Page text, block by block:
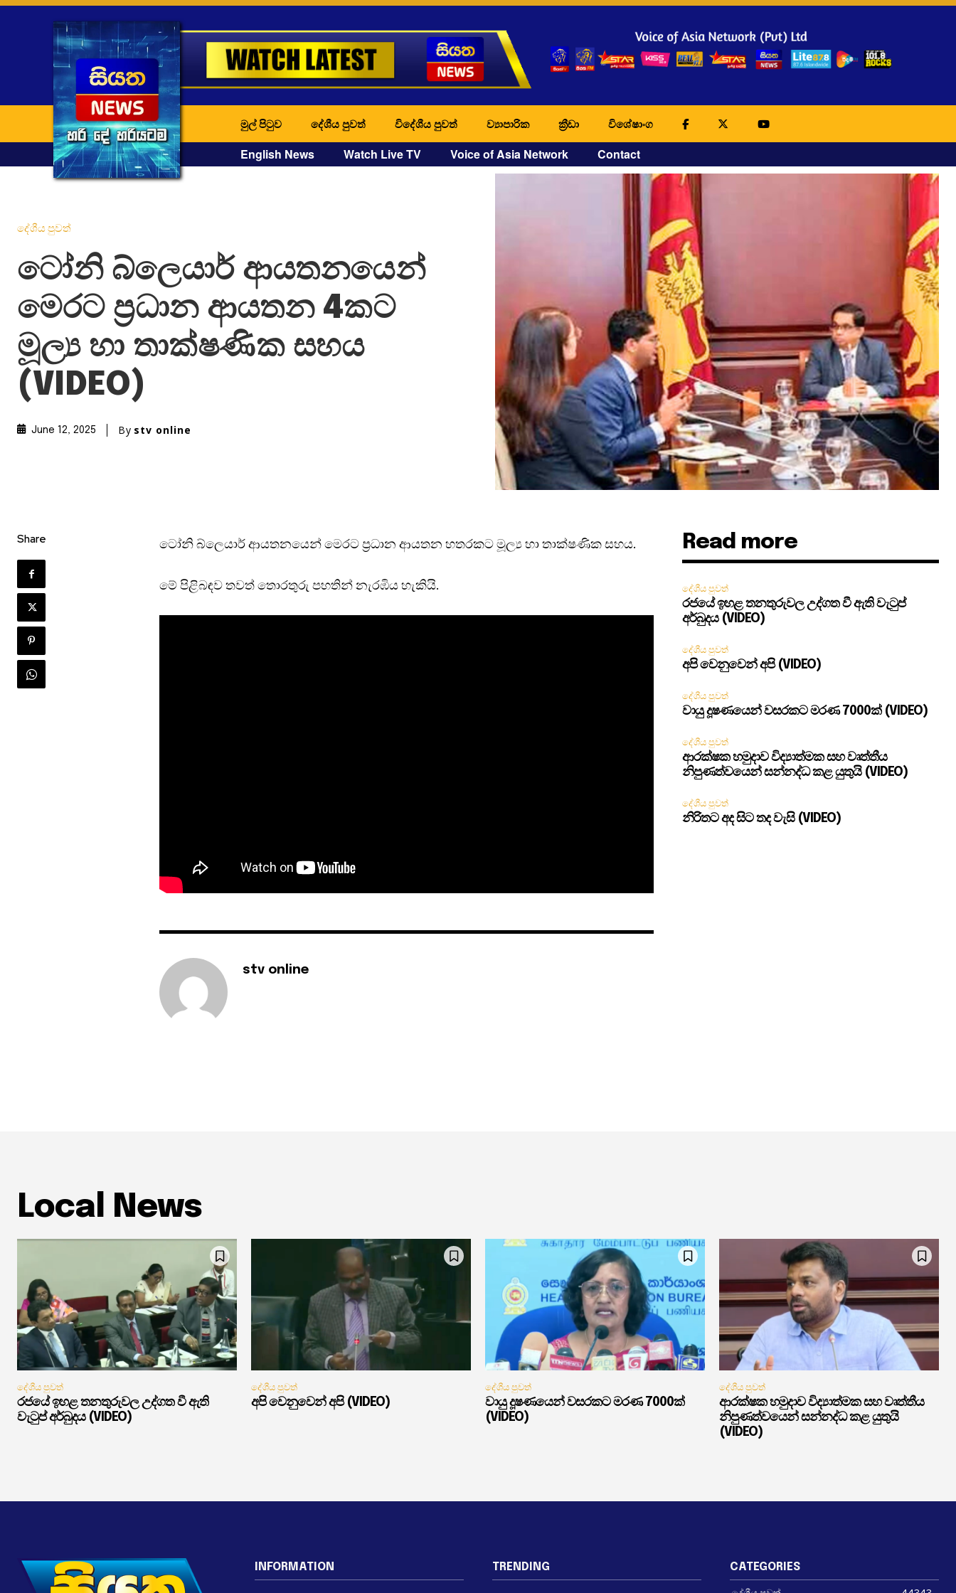
මුල් පිටුව දේශීය පුවත් විදේශීය පුවත් ව්‍යාපාරික ක්‍රීඩා විශේෂාංග
English News Watch Live TV Voice of Asia Network Contact
දේශීය පුවත්
ටෝනි බ්ලෙයාර් ආයතනයෙන්
මෙරට ප්‍රධාන ආයතන 4කට
මූල්‍ය හා තාක්ෂණික සහය
(VIDEO)
June 12, 2025 By stv online
Share ටෝනි බ්ලෙයා‍ර් ආයතනයෙන් මෙරට ප්‍රධාන ආයතන හතරකට මූල්‍ය හා තාක්ෂණික සහය.
මේ පිළිබඳව තවත් තොරතුරු පහතින් නැරඹිය හැකියි.
stv online
Read more
දේශීය පුවත්
රජයේ ඉහළ තනතුරුවල උද්ගත වී ඇති වැටුප්
අර්බුදය (VIDEO)
දේශීය පුවත්
අපි වෙනුවෙන් අපි (VIDEO)
දේශීය පුවත්
වායු දූෂණයෙන් වසරකට මරණ 7000ක් (VIDEO)
දේශීය පුවත්
ආරක්ෂක හමුදාව විද්‍යාත්මක සහ වෘත්තීය
නිපුණත්වයෙන් සන්නද්ධ කළ යුතුයි (VIDEO)
දේශීය පුවත්
නිරිතට අද සිට තද වැසි (VIDEO)
Local News
දේශීය පුවත්
රජයේ ඉහළ තනතුරුවල උද්ගත වී ඇති
වැටුප් අර්බුදය (VIDEO)
දේශීය පුවත්
අපි වෙනුවෙන් අපි (VIDEO)
දේශීය පුවත්
වායු දූෂණයෙන් වසරකට මරණ 7000ක්
(VIDEO)
දේශීය පුවත්
ආරක්ෂක හමුදාව විද්‍යාත්මක සහ වෘත්තීය
නිපුණත්වයෙන් සන්නද්ධ කළ යුතුයි
(VIDEO)
INFORMATION TRENDING CATEGORIES